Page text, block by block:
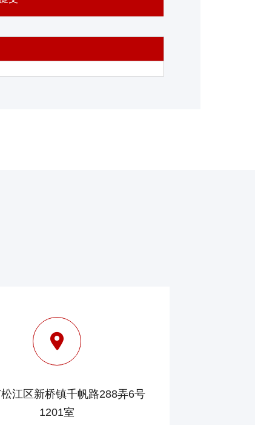
江区新桥镇千帆路288弄6号
1201室